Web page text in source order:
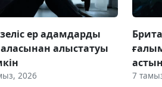
ер адамдарды
алыстатуы
2026 7